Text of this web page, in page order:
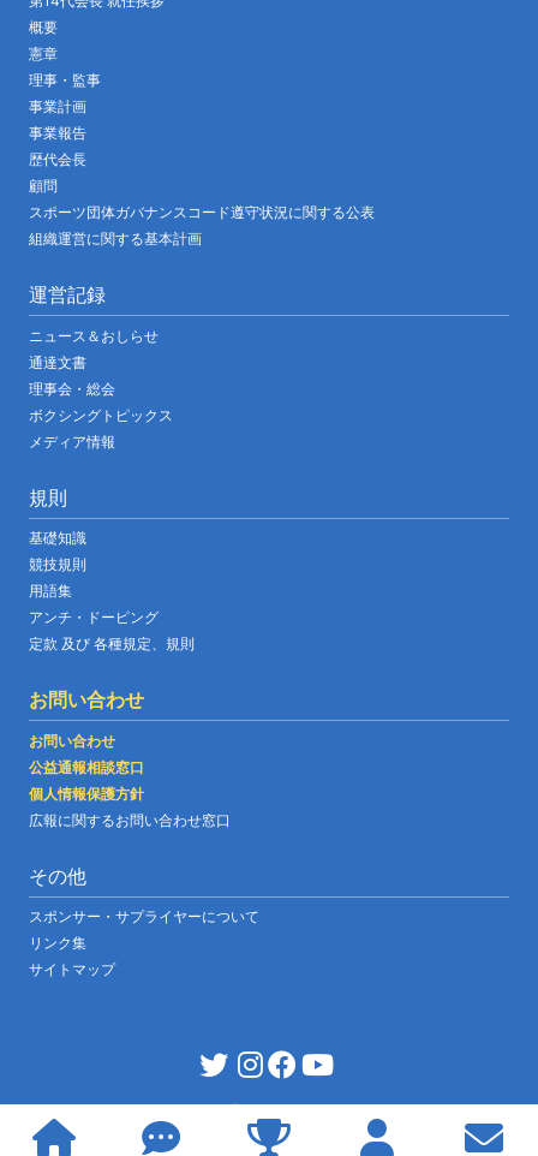
概要
憲章
理事・監事
事業計画
事業報告
歴代会長
顧問
スポーツ団体ガバナンスコード遵守状況に関する公表
組織運営に関する基本計画
運営記録
ニュース＆おしらせ
通達文書
理事会・総会
ボクシングトピックス
メディア情報
規則
基礎知識
競技規則
用語集
アンチ・ドーピング
定款 及び 各種規定、規則
お問い合わせ
お問い合わせ
公益通報相談窓口
個人情報保護方針
広報に関するお問い合わせ窓口
その他
スポンサー・サプライヤーについて
リンク集
サイトマップ